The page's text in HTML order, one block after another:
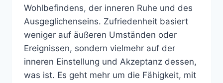
Wohlbefindens, der inneren Ruhe und des
Ausgeglichenseins. Zufriedenheit basiert
weniger auf äußeren Umständen oder
Ereignissen, sondern vielmehr auf der
inneren Einstellung und Akzeptanz dessen,
was ist. Es geht mehr um die Fähigkeit, mit